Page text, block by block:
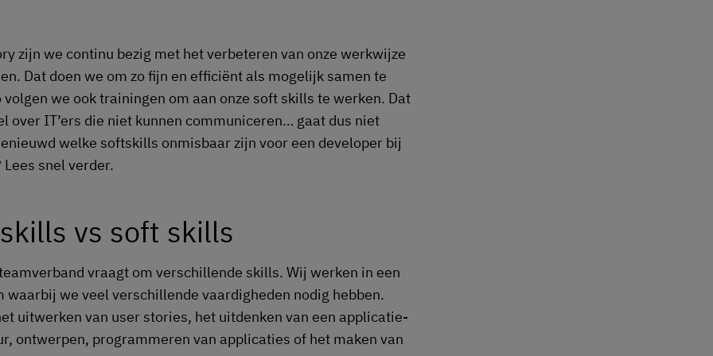
zijn we continu bezig met het verbeteren van onze werkwijze
Dat doen we om zo fijn en efficiënt als mogelijk samen te
volgen we ook trainingen om aan onze soft skills te werken. Dat
over IT’ers die niet kunnen communiceren… gaat dus niet
welke softskills onmisbaar zijn voor een developer bij
snel verder.
vs soft skills
vraagt om verschillende skills. Wij werken in een
waarbij we veel verschillende vaardigheden nodig hebben.
uitwerken van user stories, het uitdenken van een applicatie-
ontwerpen, programmeren van applicaties of het maken van